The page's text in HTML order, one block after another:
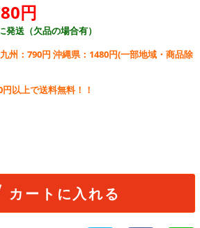
円
送（欠品の場合有）
州：790円 沖縄県：1480円(一部地域・商品除
以上で送料無料！！
カートに入れる